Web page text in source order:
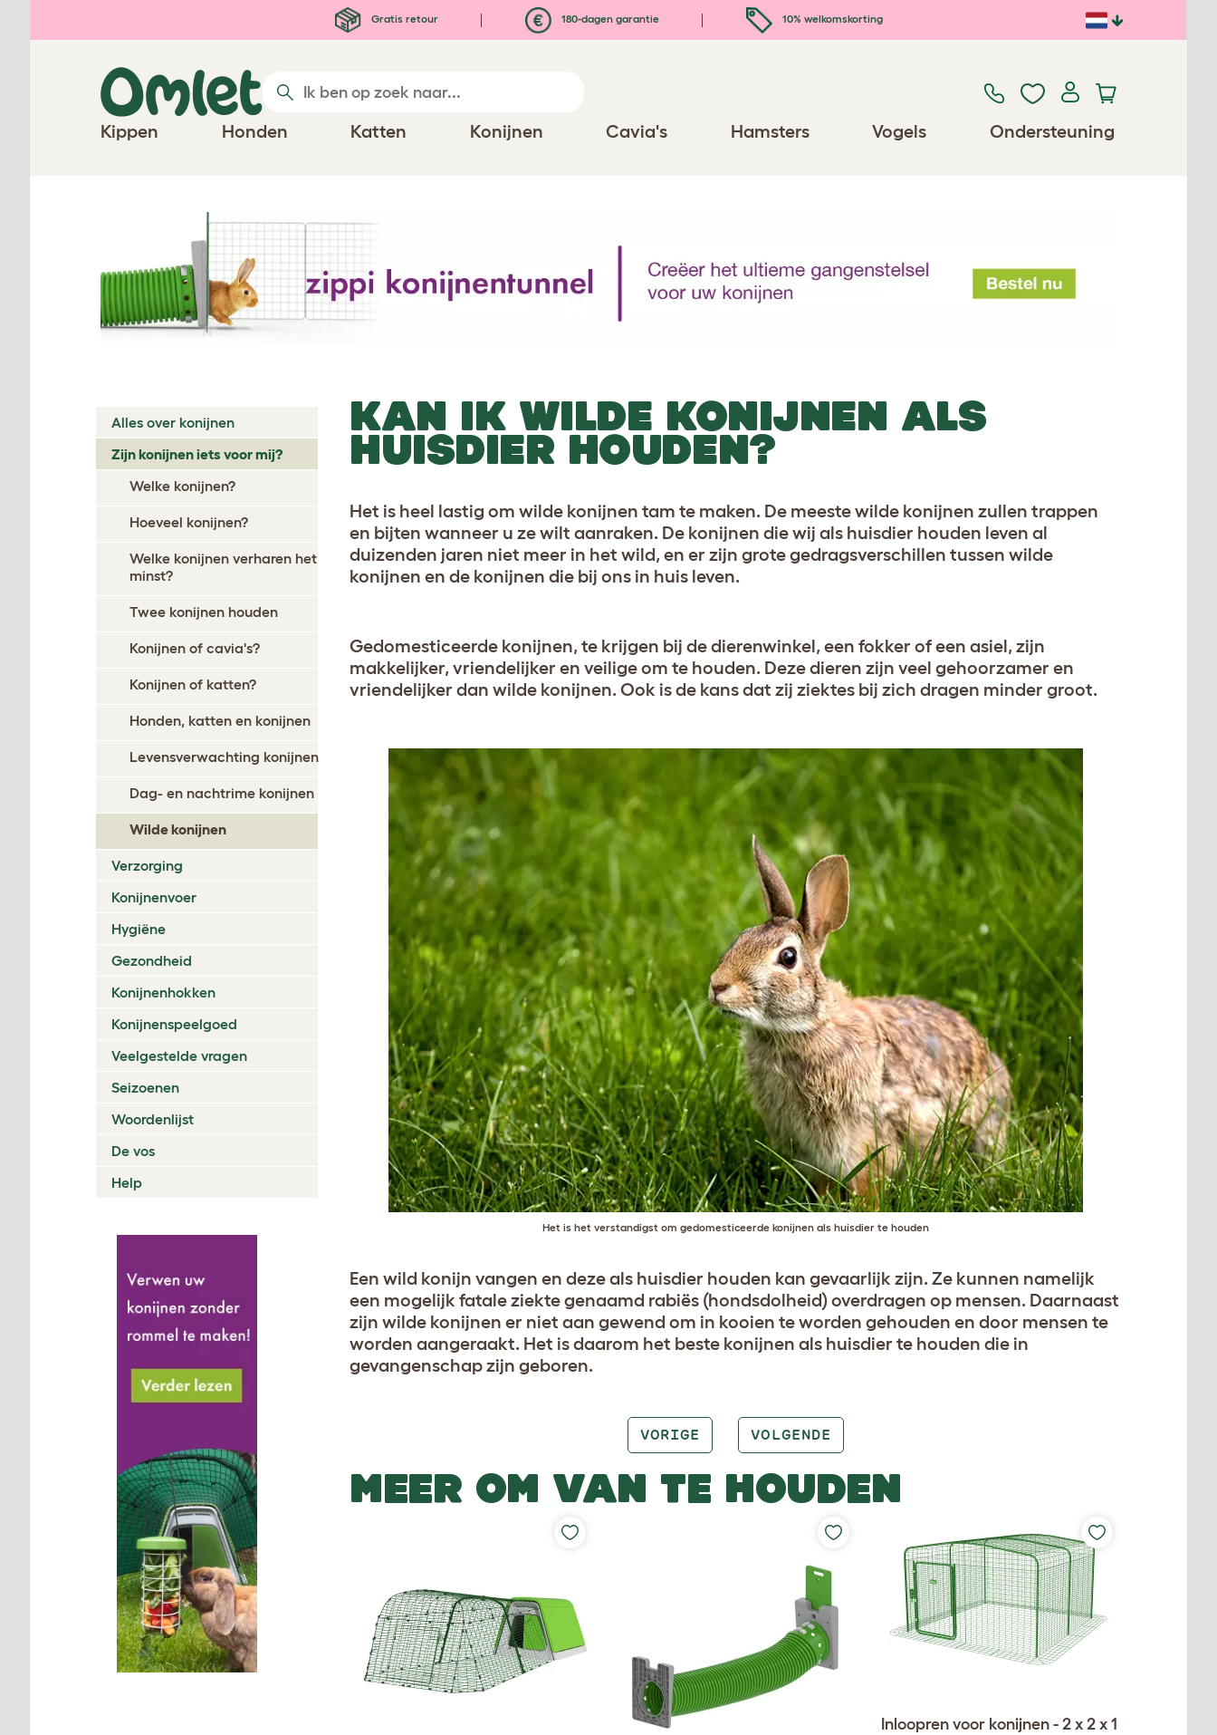
Gratis retour 180-dagen garantie 10% welkomskorting
Kippen Honden Katten Konijnen Cavia's Hamsters Vogels Ondersteuning
Alles over konijnen
Zijn konijnen iets voor mij?
Welke konijnen?
Hoeveel konijnen?
Welke konijnen verharen het
minst?
Twee konijnen houden
Konijnen of cavia's?
Konijnen of katten?
Honden, katten en konijnen
Levensverwachting konijnen
Dag- en nachtrime konijnen
Wilde konijnen
Verzorging
Konijnenvoer
Hygiëne
Gezondheid
Konijnenhokken
Konijnenspeelgoed
Veelgestelde vragen
Seizoenen
Woordenlijst
De vos
Help
KAN IK WILDE KONIJNEN ALS
HUISDIER HOUDEN?
Het is heel lastig om wilde konijnen tam te maken. De meeste wilde konijnen zullen trappen
en bijten wanneer u ze wilt aanraken. De konijnen die wij als huisdier houden leven al
duizenden jaren niet meer in het wild, en er zijn grote gedragsverschillen tussen wilde
konijnen en de konijnen die bij ons in huis leven.
Gedomesticeerde konijnen, te krijgen bij de dierenwinkel, een fokker of een asiel, zijn
makkelijker, vriendelijker en veilige om te houden. Deze dieren zijn veel gehoorzamer en
vriendelijker dan wilde konijnen. Ook is de kans dat zij ziektes bij zich dragen minder groot.
Het is het verstandigst om gedomesticeerde konijnen als huisdier te houden
Een wild konijn vangen en deze als huisdier houden kan gevaarlijk zijn. Ze kunnen namelijk
een mogelijk fatale ziekte genaamd rabiës (hondsdolheid) overdragen op mensen. Daarnaast
zijn wilde konijnen er niet aan gewend om in kooien te worden gehouden en door mensen te
worden aangeraakt. Het is daarom het beste konijnen als huisdier te houden die in
gevangenschap zijn geboren.
VORIGE VOLGENDE
MEER OM VAN TE HOUDEN
Inloopren voor konijnen - 2 x 2 x 1